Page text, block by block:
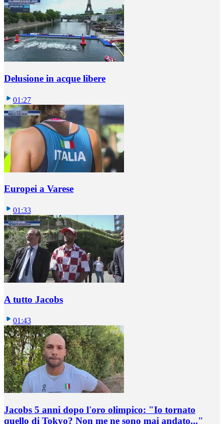
Delusione in acque libere
01:27
Europei a Varese
01:33
A tutto Jacobs
01:43
Jacobs 5 anni dopo l'oro olimpico: "Io tornato
quello di Tokyo? Non me ne sono mai andato..."